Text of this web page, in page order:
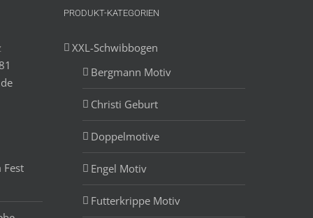
Fest
PRODUKT-KATEGORIEN
XXL-Schwibbogen
Bergmann Motiv
Christi Geburt
Doppelmotive
Engel Motiv
Futterkrippe Motiv